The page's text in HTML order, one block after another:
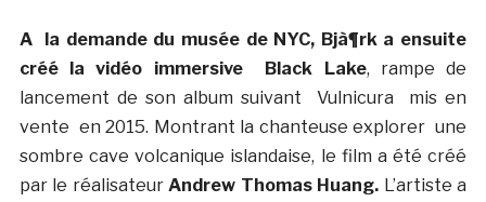
A la demande du musée de NYC, Bjà¶rk a ensuite
créé la vidéo immersive
Black Lake, rampe de
lancement de son album suivant
Vulnicura mis en
vente en 2015. Montrant la chanteuse explorer une
sombre cave volcanique islandaise, le film a été créé
par le réalisateur Andrew Thomas Huang. L’artiste a